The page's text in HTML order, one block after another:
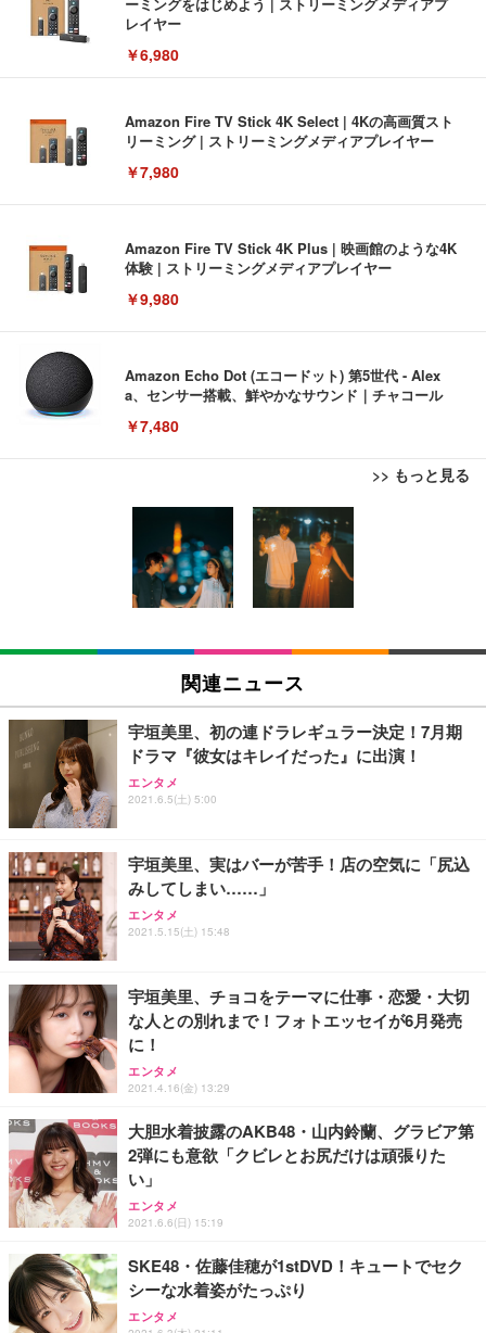
レイヤー
￥6,980
Amazon Fire TV Stick 4K Select | 4Kの高画質スト
リーミング | ストリーミングメディアプレイヤー
￥7,980
Amazon Fire TV Stick 4K Plus | 映画館のような4K
体験 | ストリーミングメディアプレイヤー
￥9,980
Amazon Echo Dot (エコードット) 第5世代 - Alex
a、センサー搭載、鮮やかなサウンド｜チャコール
￥7,480
>> もっと見る
[EdoErgo] オフィスチェア 椅子 テレワーク 疲れな
い 跳ね上げ式アームレスト コンパクト 約105度ロッ
キング pc 事務椅子 360度回転 座面昇降 強化ナイロ
ン樹脂ベース 通気性メッシュ 在宅ワーク H-WY01
(黒網+黒枠+黒足)
￥5,699
SIHOO B100 オフィスチェア／デスクチェア メッシ
ュチェア 人間工学 疲れない ブラック
￥27,999
Sezlife オフィスチェア デスクチェア 疲れない テレ
ワーク チェア 強化バックレスト 30度ロッキング機
能 人間工学 椅子 腰サポート 90度跳ね上げ式アーム
ョン PCチェア 通気性メッシュ ゲーミング/勉強/事
務用 おしゃれ パソコンチェア (ブラック)
Sezlife オフィスチェア デスクチェア 疲れない テレ
ワーク チェア 強化バックレスト 30度ロッキング機
能 人間工学 椅子 腰サポート 90度跳ね上げ式アーム
務用 おしゃれ パソコンチェア (ホワイト)
ANDWINT オフィスチェア デスクチェア 肘なし メ
ッシュ 通気性 ランバーサポート付き 腰サポート ガ
ス圧無段階昇降 360度回転 キャスター付き コンパク
ト 幅52×奥行58.5×高さ84～96cm テレワーク 在宅
￥4,139
EIZO ビジネス向けプレミアムモニター | FlexScan
EV3240X-WT | 31.5型4K UHD・USB Type-C・ホワ
イト
￥105,595
EIZO ビジネス向けプレミアムモニター | FlexScan
￥109,572
【純正品】27"ゲーミングモニター DualSense 充電
フック付き（CFI-ZDM1J）
【整備済み品】Dell E2724HS 27インチ 液晶モニタ
ー フルHD（1920×1080）VA 非光沢 HDMI/DisplayP
ort/VGA スピーカー内蔵 高さ調整 スイベル VESA対
【MiniLED/24.5inch/280Hz/FHD】GRAPHT THE S
HOOTER Gaming Monitor 24” Essential ゲーミン
グモニター QD 24.5インチ 1ms FHD 量子ドット 残
像低減 (3年保証 | 輝点保証 | 日本メーカー)
￥34,980
Amazonベーシック ペットシーツ 薄型 レギュラー 1
回使い捨て 無香料 ホワイト 300枚
￥3,373
Amazonベーシック ペットシーツ 厚型 ワイド 42枚
x2袋(84枚) ホワイト(吸収面:ライトブルー)
￥3,234
ネオ・ルーライフ ネオ・オムツ L 中型犬用 26枚入
り 単品
Smart Basic(スマートベーシック) 【Amazon.co.jp
限定】 Smart Basic アイリスオーヤマ ペットシーツ
超厚型 お徳用 ワイド 100枚入 (x 1) (ケース販売)
アイリスオーヤマ ペットシーツ 超厚型 お徳用 レギ
ュラー 200枚入【Amazon.co.jp限定】
￥3,731
関連ニュース
宇垣美里、初の連ドラレギュラー決定！7月期
ドラマ『彼女はキレイだった』に出演！
エンタメ
2021.6.5(土) 5:00
宇垣美里、実はバーが苦手！店の空気に「尻込
みしてしまい……」
エンタメ
2021.5.15(土) 15:48
宇垣美里、チョコをテーマに仕事・恋愛・大切
な人との別れまで！フォトエッセイが6月発売
に！
エンタメ
2021.4.16(金) 13:29
大胆水着披露のAKB48・山内鈴蘭、グラビア第
2弾にも意欲「クビレとお尻だけは頑張りた
い」
エンタメ
2021.6.6(日) 15:19
SKE48・佐藤佳穂が1stDVD！キュートでセク
シーな水着姿がたっぷり
エンタメ